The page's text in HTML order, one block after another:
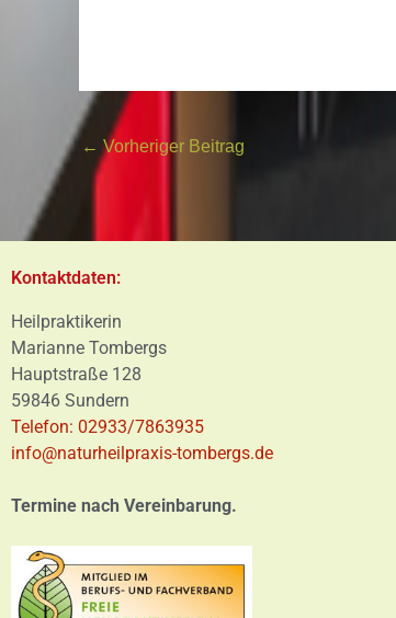
← Vorheriger Beitrag
Kontaktdaten:
Heilpraktikerin
Marianne Tombergs
Hauptstraße 128
59846 Sundern
Telefon: 02933/7863935
info@naturheilpraxis-tombergs.de
Termine nach Vereinbarung.